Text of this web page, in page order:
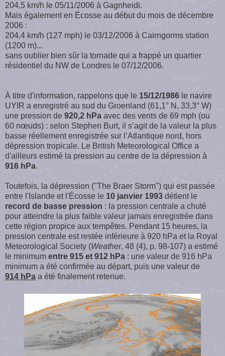
204,5 km/h le 05/11/2006 à Gagnheidi.
Mais également en Écosse au début du mois de décembre
2006 :
204,4 km/h (127 mph) le 03/12/2006 à Cairngorms station
(1200 m)...
sans oublier bien sûr la tornade qui a frappé un quartier
résidentiel du NW de Londres le 07/12/2006.
À titre d'information, rappelons que le 15/12/1986 le navire
UYIR a enregistré au sud du Groenland (61,1° N, 33,3° W)
une pression de 920,2 hPa avec des vents de 69 mph (ou
60 nœuds) : selon Stephen Burt, il s’agit de la valeur la plus
basse réellement enregistrée sur l’Atlantique nord, hors
dépression tropicale. Le British Meteorological Office a
d'ailleurs estimé la pression au centre de la dépression à
916 hPa.
Toutefois, la dépression ("The Braer Storm") qui est passée
entre l'Islande et l'Écosse le 10 janvier 1993 détient le
record de basse pression : la pression centrale a chuté
pour atteindre la plus faible valeur jamais enregistrée dans
cette région propice aux tempêtes. Pendant 15 heures, la
pression centrale est restée inférieure à 920 hPa et la Royal
Meteorological Society (Weather, 48 (4), p. 98-107) a estimé
le minimum entre 915 et 912 hPa : une valeur de 916 hPa
minimum a été confirmée au départ, puis une valeur de
914 hPa a été finalement retenue.